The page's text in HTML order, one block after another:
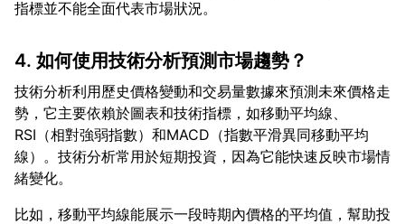
4. 如何使用技術分析預測市場趨勢？
技術分析利用歷史價格變動和交易量數據來預測未來價格走
勢，它主要依賴於圖表和技術指標，如移動平均線、
RSI（相對強弱指數）和MACD（指數平滑異同移動平均
線）。技術分析常用於短期投資，因為它能快速反映市場情
比如，移動平均線能展示一段時期內價格的平均值，幫助投